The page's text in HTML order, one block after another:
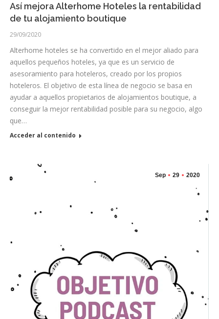
Así mejora Alterhome Hoteles la rentabilidad
de tu alojamiento boutique
29/09/2020
Alterhome hoteles se ha convertido en el mejor aliado para
aquellos pequeños hoteles, ya que es un servicio de
asesoramiento para hoteleros, creado por los propios
hoteleros. El objetivo de esta línea de negocio se basa en
ayudar a aquellos propietarios de alojamientos boutique, a
conseguir la mejor rentabilidad posible para su negocio, algo
que…
Acceder al contenido
Sep 29 2020